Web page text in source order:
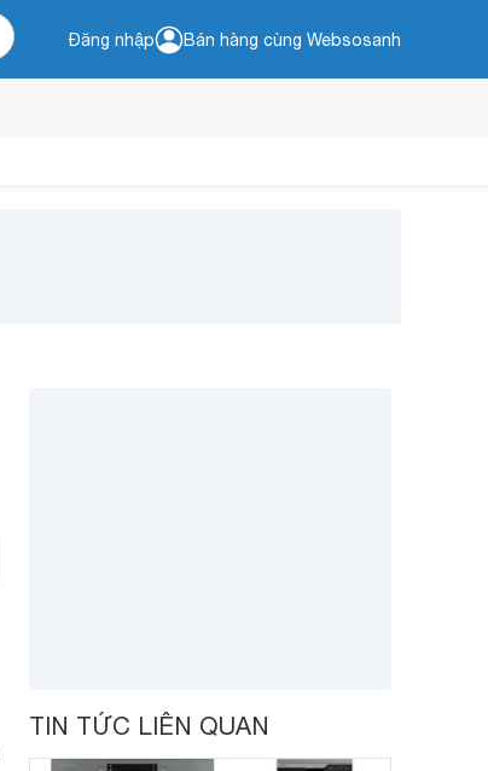
Đăng nhập Bán hàng cùng Websosanh
TIN TỨC LIÊN QUAN